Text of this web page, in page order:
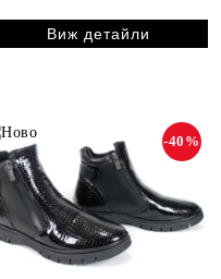
Виж детайли
-40%